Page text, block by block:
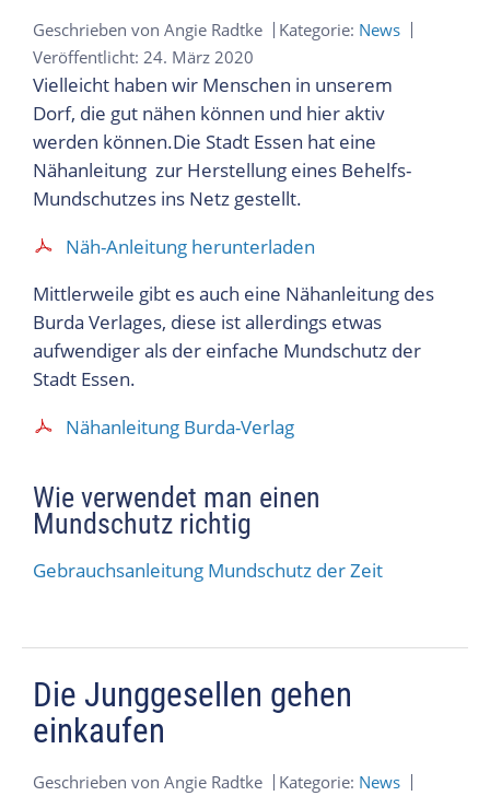
Geschrieben von Angie Radtke Kategorie: News
Veröffentlicht: 24. März 2020
Vielleicht haben wir Menschen in unserem
Dorf, die gut nähen können und hier aktiv
werden können.Die Stadt Essen hat eine
Nähanleitung zur Herstellung eines Behelfs-
Mundschutzes ins Netz gestellt.
Näh-Anleitung herunterladen
Mittlerweile gibt es auch eine Nähanleitung des
Burda Verlages, diese ist allerdings etwas
aufwendiger als der einfache Mundschutz der
Stadt Essen.
Nähanleitung Burda-Verlag
Wie verwendet man einen
Mundschutz richtig
Gebrauchsanleitung Mundschutz der Zeit
Die Junggesellen gehen
einkaufen
Geschrieben von Angie Radtke Kategorie: News